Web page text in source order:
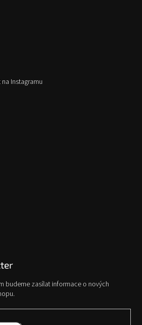
Instagramu
budeme zasílat informace o nových